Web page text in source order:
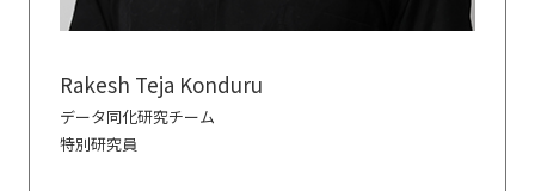
Rakesh Teja Konduru
データ同化研究チーム
特別研究員